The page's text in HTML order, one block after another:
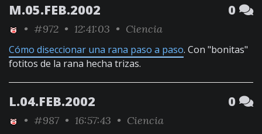
M.05.FEB.2002 0
• #972 • 12:41:03 • Ciencia
Cómo diseccionar una rana paso a paso. Con "bonitas"
fotitos de la rana hecha trizas.
L.04.FEB.2002 0
• #987 • 16:57:43 • Ciencia